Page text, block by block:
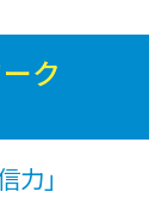
ク
」